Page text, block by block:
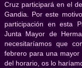
Cruz participará en el
Gandia. Por este
participación en esta
Junta Mayor de
necesitaríamos que
febrero para una mayor
del horario, os lo